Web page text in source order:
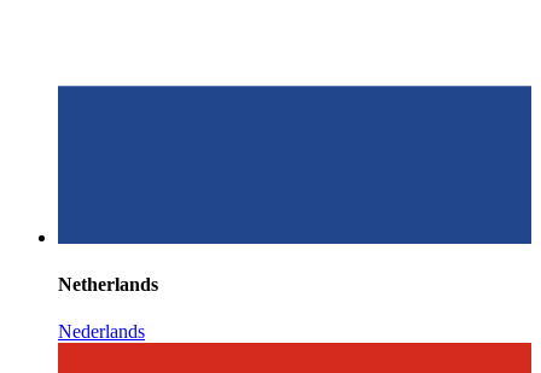
Netherlands
Nederlands